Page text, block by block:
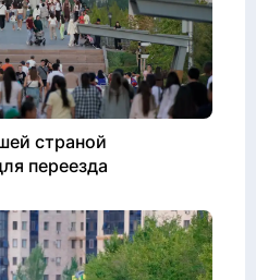
страной
переезда